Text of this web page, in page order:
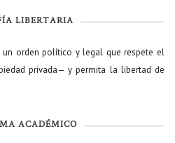
LIBERTARIA
orden político y legal que respete el
privada— y permita la libertad de
ACADÉMICO